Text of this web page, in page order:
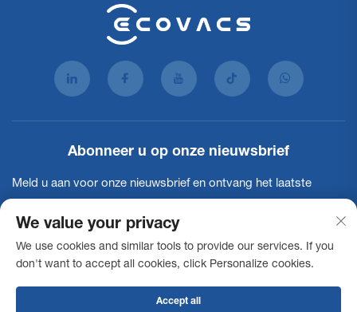
Abonneer u op onze nieuwsbrief
Meld u aan voor onze nieuwsbrief en ontvang het laatste
Abonneren
We value your privacy
We use cookies and similar tools to provide our services. If you
don't want to accept all cookies, click Personalize cookies.
Accept all